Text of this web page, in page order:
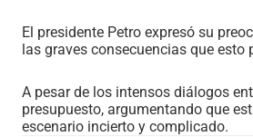
El presidente Petro expresó su
las graves consecuencias que
A pesar de los intensos diálogos
presupuesto, argumentando que
escenario incierto y complicado.